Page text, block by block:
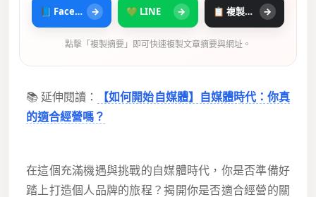
📘 Facebook → 💚 LINE → 📋 複製摘要 →
點擊「複製摘要」即可快速複製文章摘要與網址。
📚 延伸閱讀：
【如何開始自媒體】自媒體時代：你真
的適合經營嗎？
在這個充滿機遇與挑戰的自媒體時代，你是否準備好
踏上打造個人品牌的旅程？揭開你是否適合經營的關